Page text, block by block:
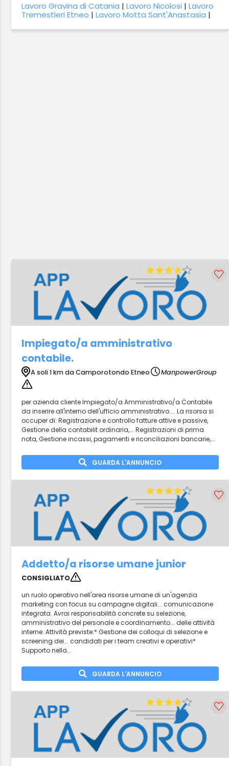
Lavoro Gravina di Catania |Lavoro Nicolosi |Lavoro
Tremestieri Etneo |Lavoro Motta Sant'Anastasia |
Impiegato/a amministrativo
contabile.
A soli 1 km da Camporotondo Etneo ManpowerGroup
per azienda cliente Impiegato/a Amministrativo/a Contabile
da inserire all'interno dell'ufficio amministrativo.... La risorsa si
occuper di: Registrazione e controllo fatture attive e passive,
Gestione della contabilit ordinaria,... Registrazioni di prima
nota, Gestione incassi, pagamenti e riconciliazioni bancarie,...
GUARDA L'ANNUNCIO
Addetto/a risorse umane junior
CONSIGLIATO
un ruolo operativo nell'area risorse umane di un'agenzia
marketing con focus su campagne digitali... comunicazione
integrata. Avrai responsabilità concrete su selezione,
amministrativo del personale e coordinamento... delle attività
interne. Attività previste:* Gestione dei colloqui di selezione e
screening dei... candidati per i team creativi e operativi*
Supporto nella...
GUARDA L'ANNUNCIO